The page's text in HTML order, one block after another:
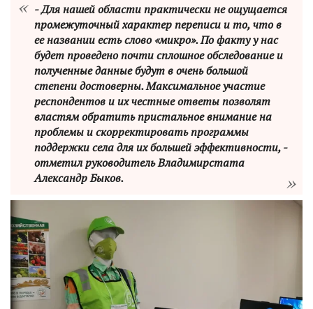
- Для нашей области практически не ощущается
промежуточный характер переписи и то, что в
ее названии есть слово «микро». По факту у нас
будет проведено почти сплошное обследование и
полученные данные будут в очень большой
степени достоверны. Максимальное участие
респондентов и их честные ответы позволят
властям обратить пристальное внимание на
проблемы и скорректировать программы
поддержки села для их большей эффективности, -
отметил руководитель Владимирстата
Александр Быков.